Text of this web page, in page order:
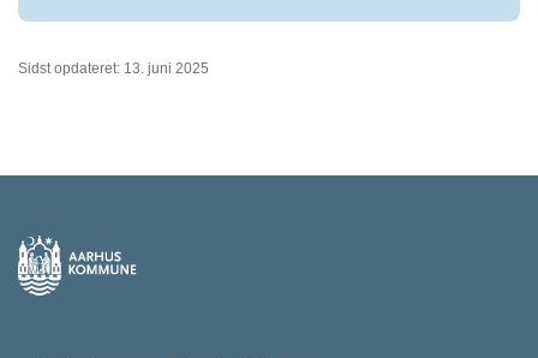
Sidst opdateret: 13. juni 2025